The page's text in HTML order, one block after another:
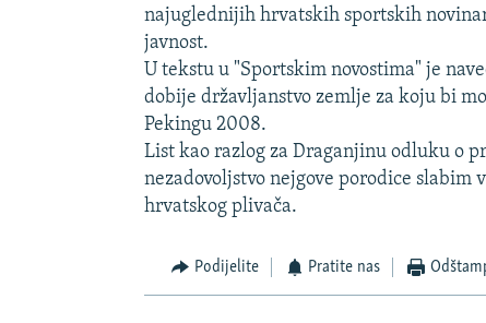
najuglednijih hrvatskih sportskih
javnost.
U tekstu u "Sportskim novostima" je
dobije državljanstvo zemlje za koju bi
Pekingu 2008.
List kao razlog za Draganjinu odluku o
nezadovoljstvo nejgove porodice
hrvatskog plivača.
Podijelite Pratite nas